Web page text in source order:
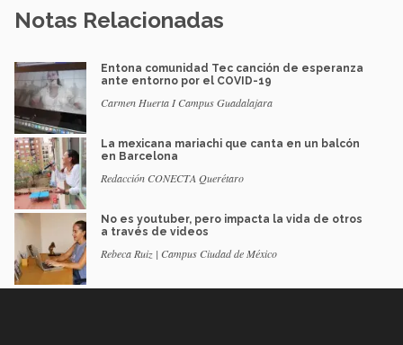
Notas Relacionadas
Entona comunidad Tec canción de esperanza
ante entorno por el COVID-19
Carmen Huerta I Campus Guadalajara
La mexicana mariachi que canta en un balcón
en Barcelona
Redacción CONECTA Querétaro
No es youtuber, pero impacta la vida de otros
a través de videos
Rebeca Ruiz | Campus Ciudad de México